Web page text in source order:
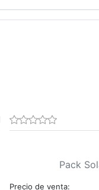
Pack
Precio de venta: